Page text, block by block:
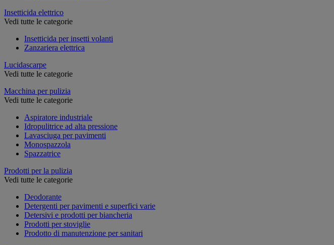
Insetticida elettrico
Vedi tutte le categorie
Insetticida per insetti volanti
Zanzariera elettrica
Lucidascarpe
Vedi tutte le categorie
Macchina per pulizia
Vedi tutte le categorie
Aspiratore industriale
Idropulitrice ad alta pressione
Lavasciuga per pavimenti
Monospazzola
Spazzatrice
Prodotti per la pulizia
Vedi tutte le categorie
Deodorante
Detergenti per pavimenti e superfici varie
Detersivi e prodotti per biancheria
Prodotti per stoviglie
Prodotto di manutenzione per sanitari